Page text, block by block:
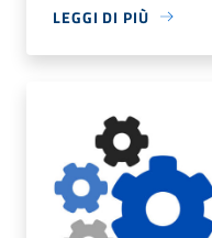
LEGGI DI PIÙ